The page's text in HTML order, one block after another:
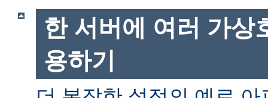
한 서버에 여러 가상
용하기